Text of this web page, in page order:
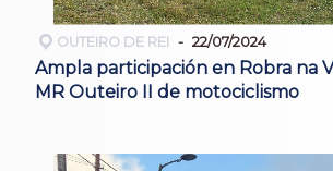
OUTEIRO DE REI 22/07/2024
Ampla participación en Robra na
MR Outeiro II de motociclismo